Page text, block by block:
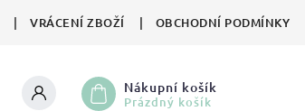
VRÁCENÍ ZBOŽÍ OBCHODNÍ PODMÍNKY
Nákupní košík
Prázdný košík